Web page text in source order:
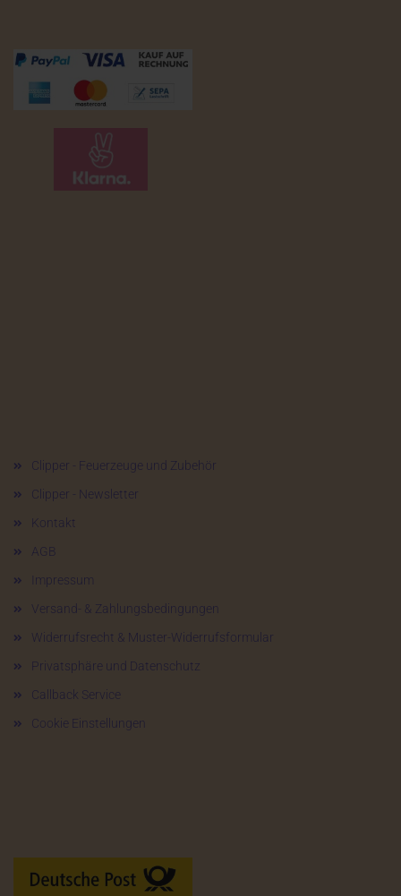
Clipper - Feuerzeuge und Zubehör
Clipper - Newsletter
Kontakt
AGB
Impressum
Versand- & Zahlungsbedingungen
Widerrufsrecht & Muster-Widerrufsformular
Privatsphäre und Datenschutz
Callback Service
Cookie Einstellungen